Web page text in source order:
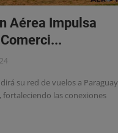
Aérea Impulsa
su red de vuelos a Paraguay
fortaleciendo las conexiones